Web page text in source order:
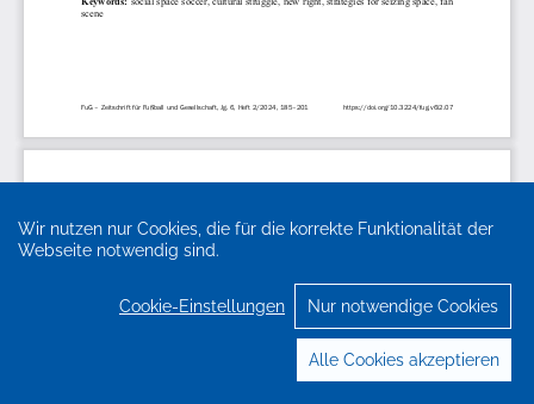
Wir nutzen nur Cookies, die für die korrekte Funktionalität der
Webseite notwendig sind.
Cookie-Einstellungen Nur notwendige Cookies
Alle Cookies akzeptieren